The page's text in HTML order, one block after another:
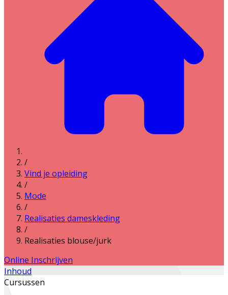
/
Vind je opleiding
/
Mode
/
Realisaties dameskleding
/
Realisaties blouse/jurk
Online Inschrijven
Inhoud
Cursussen